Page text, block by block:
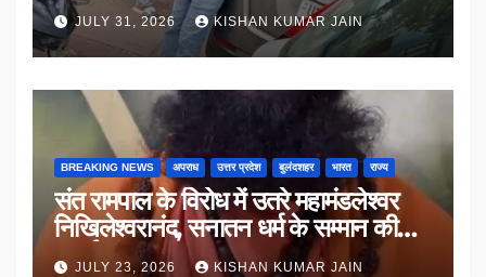
JULY 31, 2026 KISHAN KUMAR JAIN
BREAKING NEWS अपराध उत्तर प्रदेश बुलंदशहर भारत राज्य
संत रामपाल के विरोध में उतरे महामंडलेश्वर
निखिलेश्वरानंद, सनातन धर्म के सम्मान की
उठाई मांग
JULY 23, 2026 KISHAN KUMAR JAIN